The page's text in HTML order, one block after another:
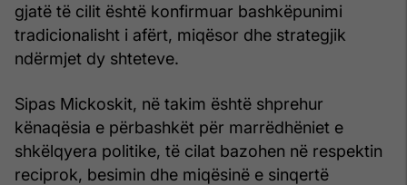
gjatë të cilit është konfirmuar bashkëpunimi
tradicionalisht i afërt, miqësor dhe strategjik
ndërmjet dy shteteve.
Sipas Mickoskit, në takim është shprehur
kënaqësia e përbashkët për marrëdhëniet e
shkëlqyera politike, të cilat bazohen në respektin
reciprok, besimin dhe miqësinë e sinqertë